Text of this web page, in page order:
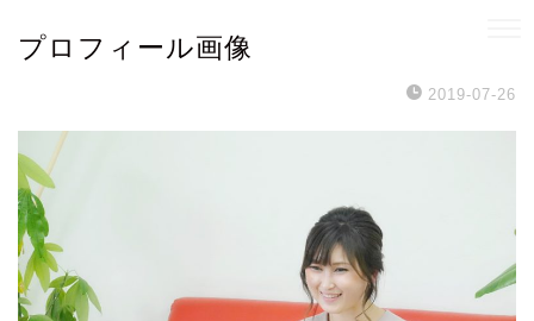
プロフィール画像
2019-07-26